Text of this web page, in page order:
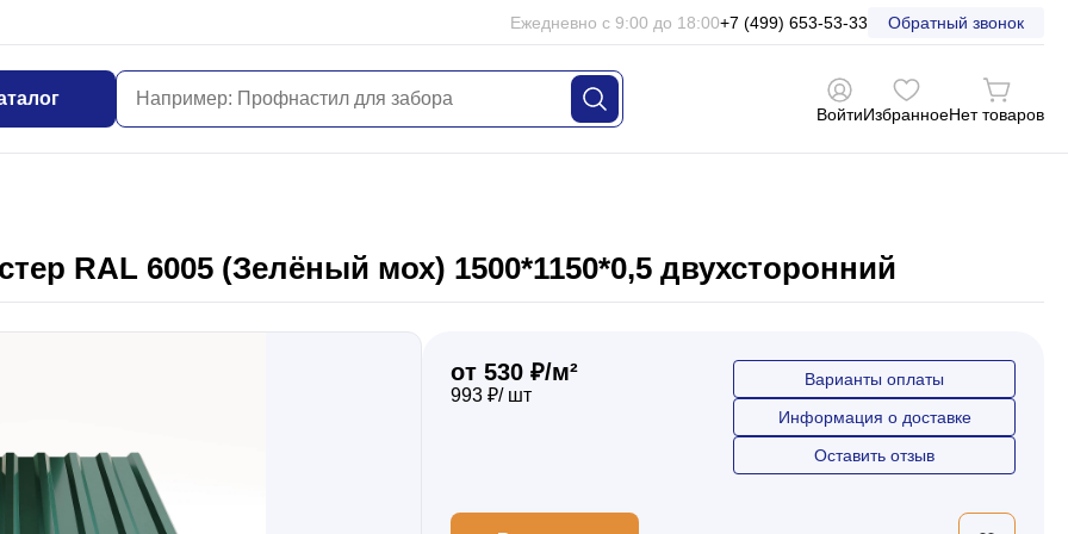
Ежедневно с 9:00 до 18:00+7 (499) 653-53-33 Обратный звонок
ВойтиИзбранноеНет товаров
RAL 6005 (Зелёный мох) 1500*1150*0,5 двухсторонний
от 530 ₽/м²
993 ₽/ шт
Варианты оплаты
Информация о доставке
Оставить отзыв